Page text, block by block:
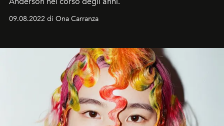
09.08.2022 di Ona Carranza